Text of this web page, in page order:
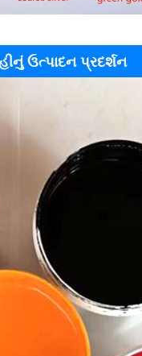
ઉત્પાદન પ્રદર્શન